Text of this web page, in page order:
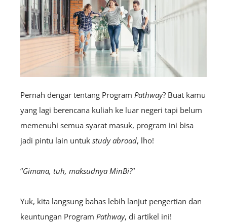
Pernah dengar tentang Program Pathway? Buat kamu
yang lagi berencana kuliah ke luar negeri tapi belum
memenuhi semua syarat masuk, program ini bisa
jadi pintu lain untuk study abroad, lho!
“Gimana, tuh, maksudnya MinBi?”
Yuk, kita langsung bahas lebih lanjut pengertian dan
keuntungan Program Pathway, di artikel ini!